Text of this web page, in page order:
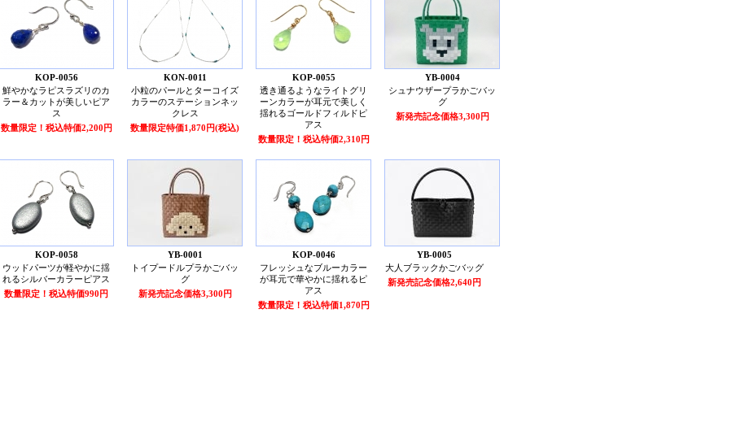
KOP-0056
鮮やかなラピスラズリのカ
ラー＆カットが美しいピア
ス
数量限定！税込特価2,200円
KON-0011
小粒のパールとターコイズ
カラーのステーションネッ
クレス
数量限定特価1,870円(税込)
KOP-0055
透き通るようなライトグリ
ーンカラーが耳元で美しく
揺れるゴールドフィルドピ
アス
数量限定！税込特価2,310円
YB-0004
シュナウザープラかごバッ
グ
新発売記念価格3,300円
KOP-0058
ウッドパーツが軽やかに揺
れるシルバーカラーピアス
数量限定！税込特価990円
YB-0001
トイプードルプラかごバッ
グ
新発売記念価格3,300円
KOP-0046
フレッシュなブルーカラー
が耳元で華やかに揺れるピ
アス
数量限定！税込特価1,870円
YB-0005
大人ブラックかごバッグ
新発売記念価格2,640円